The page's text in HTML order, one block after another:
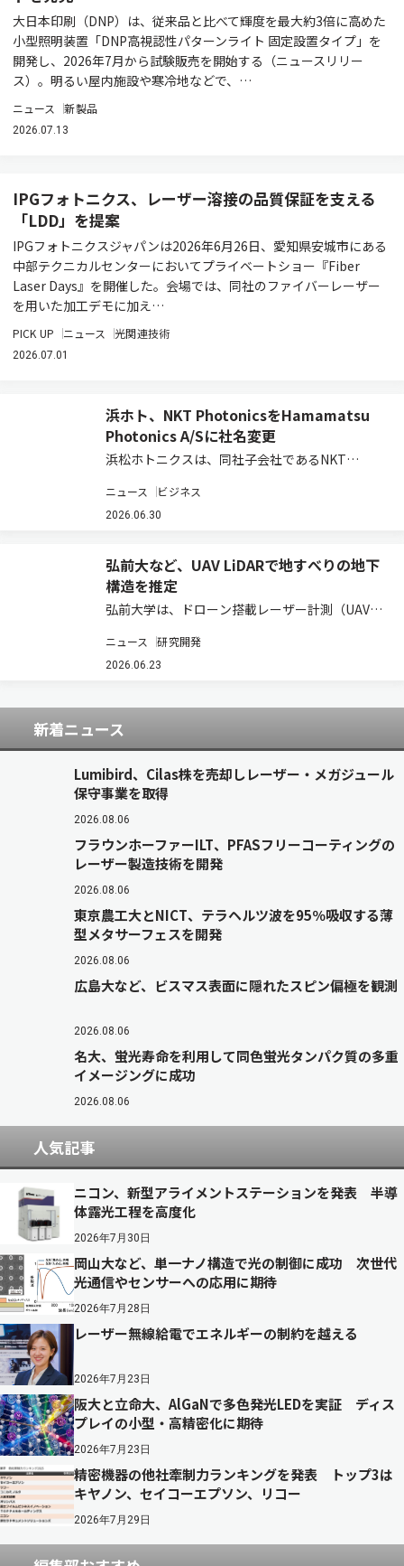
大日本印刷（DNP）は、従来品と比べて輝度を最大約3倍に高めた
小型照明装置「DNP高視認性パターンライト 固定設置タイプ」を
開発し、2026年7月から試験販売を開始する（ニュースリリー
ス）。明るい屋内施設や寒冷地などで、…
ニュース 新製品
2026.07.13
IPGフォトニクス、レーザー溶接の品質保証を支える
「LDD」を提案
IPGフォトニクスジャパンは2026年6月26日、愛知県安城市にある
中部テクニカルセンターにおいてプライベートショー『Fiber
Laser Days』を開催した。会場では、同社のファイバーレーザー
を用いた加工デモに加え…
PICK UP ニュース 光関連技術
2026.07.01
浜ホト、NKT PhotonicsをHamamatsu
Photonics A/Sに社名変更
浜松ホトニクスは、同社子会社であるNKT
Hamamatsu Photonics A/Sに変更し、浜松ホト
ニクスグループにおけるレーザ＆ファイバ事業ユ
ニュース ビジネス
2026.06.30
弘前大など、UAV LiDARで地すべりの地下
構造を推定
弘前大学は、ドローン搭載レーザー計測（UAV
の地下にある「すべり面」の形状を推定する新た
な技術を開発したと発表した（ニュースリリー
ニュース 研究開発
2026.06.23
新着ニュース
Lumibird、Cilas株を売却しレーザー・メガジュール
保守事業を取得
2026.08.06
フラウンホーファーILT、PFASフリーコーティングの
レーザー製造技術を開発
2026.08.06
東京農工大とNICT、テラヘルツ波を95％吸収する薄
型メタサーフェスを開発
2026.08.06
広島大など、ビスマス表面に隠れたスピン偏極を観測
2026.08.06
名大、蛍光寿命を利用して同色蛍光タンパク質の多重
イメージングに成功
2026.08.06
人気記事
ニコン、新型アライメントステーションを発表 半導
体露光工程を高度化
2026年7月30日
岡山大など、単一ナノ構造で光の制御に成功 次世代
光通信やセンサーへの応用に期待
2026年7月28日
レーザー無線給電でエネルギーの制約を越える
2026年7月23日
阪大と立命大、AlGaNで多色発光LEDを実証 ディス
プレイの小型・高精密化に期待
2026年7月23日
精密機器の他社牽制力ランキングを発表 トップ3は
キヤノン、セイコーエプソン、リコー
2026年7月29日